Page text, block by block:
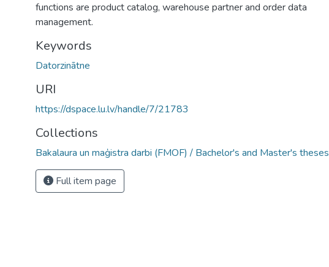
functions are product catalog, warehouse partner and order data
management.
Keywords
Datorzinātne
URI
https://dspace.lu.lv/handle/7/21783
Collections
Bakalaura un maģistra darbi (FMOF) / Bachelor's and Master's theses
Full item page